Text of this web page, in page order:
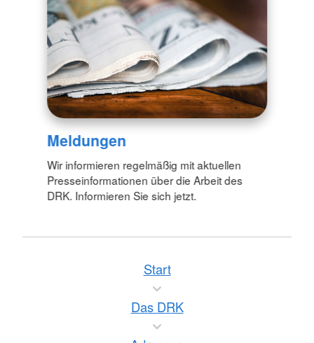
Meldungen
Wir informieren regelmäßig mit aktuellen
Presseinformationen über die Arbeit des
DRK. Informieren Sie sich jetzt.
Start
Das DRK